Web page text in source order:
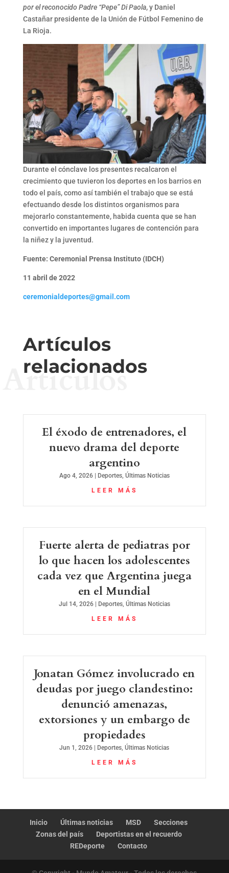
por el reconocido Padre “Pepe” Di Paola, y Daniel
Castañar presidente de la Unión de Fútbol Femenino de
La Rioja.
Durante el cónclave los presentes recalcaron el
crecimiento que tuvieron los deportes en los barrios en
todo el país, como así también el trabajo que se está
efectuando desde los distintos organismos para
mejorarlo constantemente, habida cuenta que se han
convertido en importantes lugares de contención para
la niñez y la juventud.
Fuente: Ceremonial Prensa Instituto (IDCH)
11 abril de 2022
ceremonialdeportes@gmail.com
Artículos
relacionados
Artículos
El éxodo de entrenadores, el
nuevo drama del deporte
argentino
Ago 4, 2026| Deportes, Últimas Noticias
LEER MÁS
Fuerte alerta de pediatras por
lo que hacen los adolescentes
cada vez que Argentina juega
en el Mundial
Jul 14, 2026| Deportes, Últimas Noticias
LEER MÁS
Jonatan Gómez involucrado en
deudas por juego clandestino:
denunció amenazas,
extorsiones y un embargo de
propiedades
Jun 1, 2026 Deportes,Últimas Noticias
LEER MÁS
Inicio Últimas noticias MSD
Secciones
Zonas del país
Deportistas en el recuerdo
REDeporte
Contacto